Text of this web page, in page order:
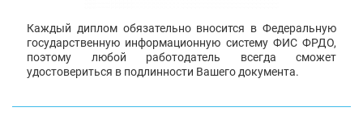
Каждый диплом обязательно вносится в Федеральную
государственную информационную систему ФИС ФРДО,
поэтому любой работодатель всегда сможет
удостовериться в подлинности Вашего документа.